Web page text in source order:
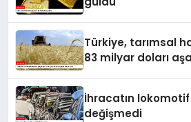
Türkiye, tarımsal
83 milyar doları
İhracatın
değişmedi